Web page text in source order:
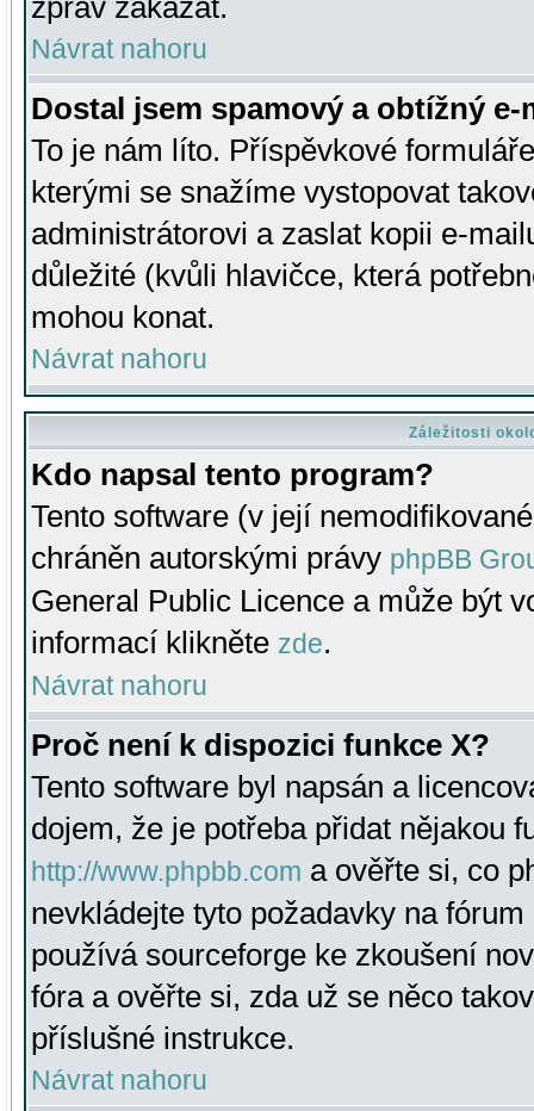
zpráv zakázat.
Návrat nahoru
Dostal jsem spamový a obtížný
To je nám líto. Příspěvkové
kterými se snažíme vystopovat
administrátorovi a zaslat kopii e-
důležité (kvůli hlavičce, která
mohou konat.
Návrat nahoru
Záležitosti
Kdo napsal tento program?
Tento software (v její
chráněn autorskými právy phpBB
General Public Licence a může být
informací klikněte zde.
Návrat nahoru
Proč není k dispozici funkce X?
Tento software byl napsán a
dojem, že je potřeba přidat nějakou
http://www.phpbb.com a ověřte si, co
nevkládejte tyto požadavky na
používá sourceforge ke zkoušení
fóra a ověřte si, zda už se něco
příslušné instrukce.
Návrat nahoru